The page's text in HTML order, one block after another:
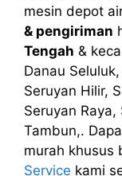
mesin depot
& pengiriman
Tengah &
Danau
Seruyan Hilir,
Seruyan Raya,
Tambun,.
murah khusus
Service kami